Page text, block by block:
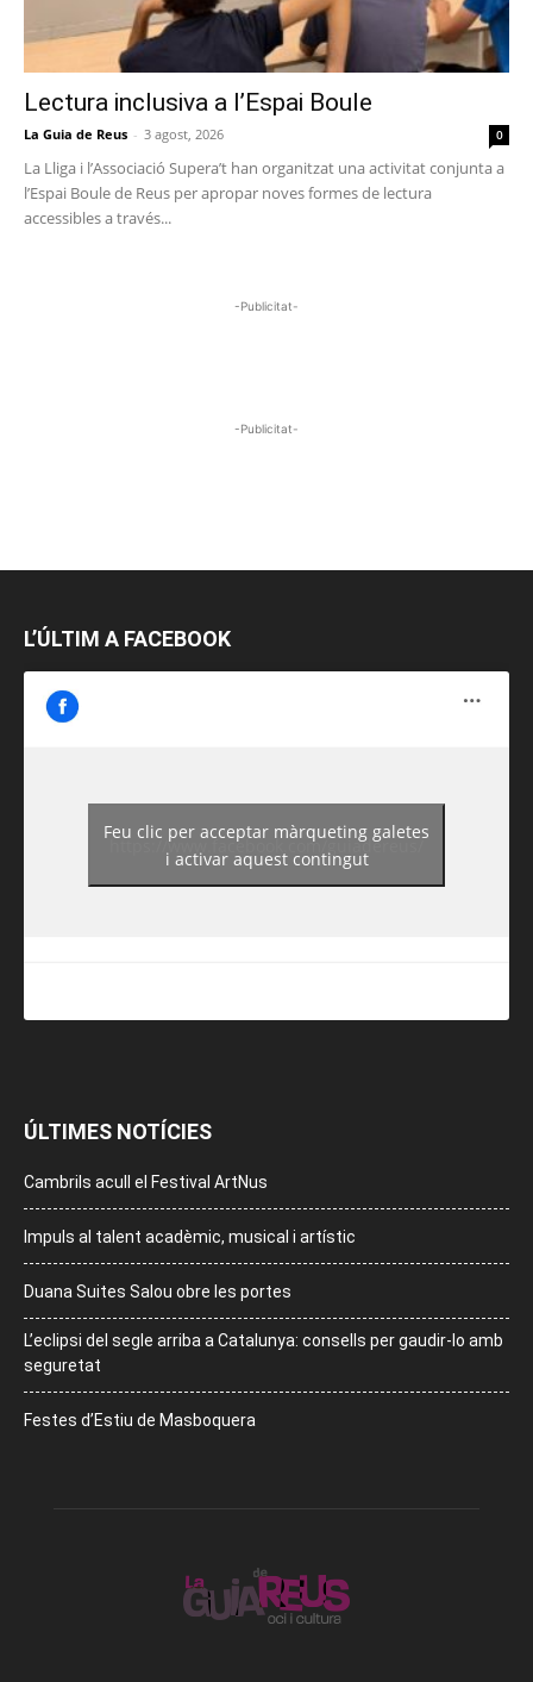
Lectura inclusiva a l’Espai Boule
La Guia de Reus - 3 agost, 2026 0
La Lliga i l’Associació Supera’t han organitzat una activitat conjunta a
l’Espai Boule de Reus per apropar noves formes de lectura
accessibles a través...
-Publicitat-
-Publicitat-
L’ÚLTIM A FACEBOOK
https://www.facebook.com/guiadereus/
Feu clic per acceptar màrqueting galetes
i activar aquest contingut
ÚLTIMES NOTÍCIES
Cambrils acull el Festival ArtNus
Impuls al talent acadèmic, musical i artístic
Duana Suites Salou obre les portes
L’eclipsi del segle arriba a Catalunya: consells per gaudir-lo amb
seguretat
Festes d’Estiu de Masboquera